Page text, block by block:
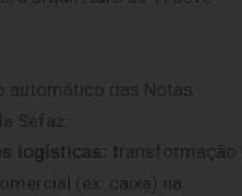
automático das Notas
Sefaz.
logísticas: transformação
(ex: caixa) na